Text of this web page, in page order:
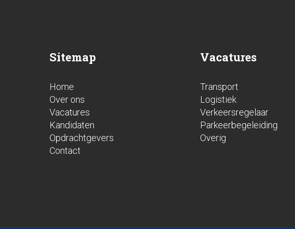
Sitemap
Home
Over ons
Vacatures
Kandidaten
Opdrachtgevers
Contact
Vacatures
Transport
Logistiek
Verkeersregelaar
Parkeerbegeleiding
Overig